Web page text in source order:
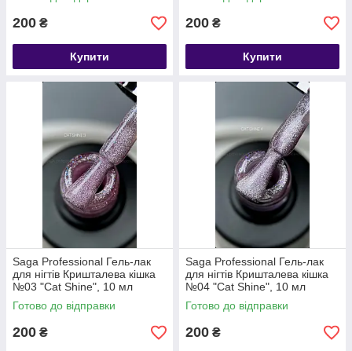
200 ₴
Купити
200 ₴
Купити
Saga Professional Гель-лак
для нігтів Кришталева кішка
№03 "Cat Shine", 10 мл
Готово до відправки
200 ₴
Saga Professional Гель-лак
для нігтів Кришталева кішка
№04 "Cat Shine", 10 мл
Готово до відправки
200 ₴